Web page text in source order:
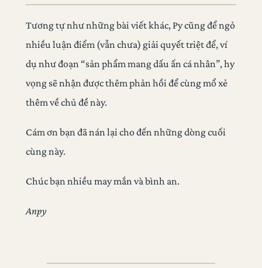
Tương tự như những bài viết khác, Py cũng để ngỏ
nhiều luận điểm (vẫn chưa) giải quyết triệt để, ví
dụ như đoạn “sản phẩm mang dấu ấn cá nhân”, hy
vọng sẽ nhận được thêm phản hồi để cùng mổ xẻ
thêm về chủ đề này.
Cám ơn bạn đã nán lại cho đến những dòng cuối
cùng này.
Chúc bạn nhiều may mắn và bình an.
Anpy